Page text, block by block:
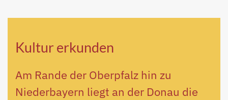
Kultur erkunden
Am Rande der Oberpfalz hin zu
Niederbayern liegt an der Donau die